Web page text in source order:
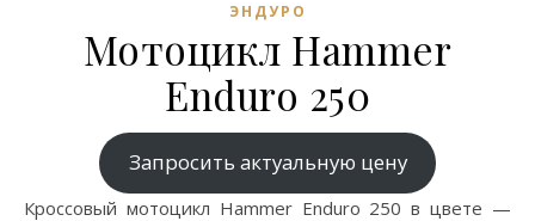
ЭНДУРО
Мотоцикл Hammer
Enduro 250
Запросить актуальную цену
Кроссовый мотоцикл Hammer Enduro 250 в цвете —